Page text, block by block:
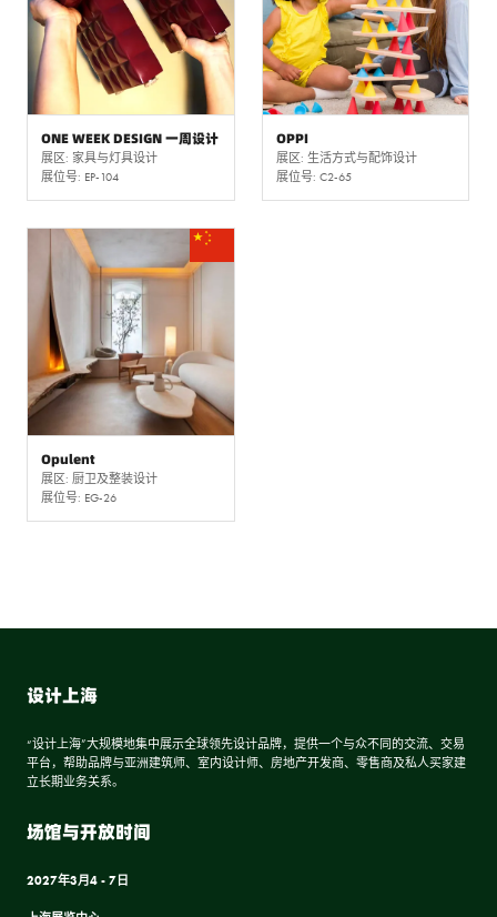
ONE WEEK DESIGN 一周设计
展区: 家具与灯具设计
展位号: EP-104
OPPI
展区: 生活方式与配饰设计
展位号: C2-65
Opulent
展区: 厨卫及整装设计
展位号: EG-26
设计上海
“设计上海”大规模地集中展示全球领先设计品牌，提供一个与众不同的交流、交易
平台，帮助品牌与亚洲建筑师、室内设计师、房地产开发商、零售商及私人买家建
立长期业务关系。
场馆与开放时间
2027年3月4 - 7日